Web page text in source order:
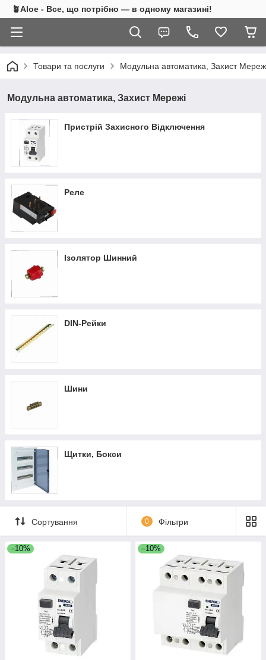
🪴Aloe - Все, що потрібно — в одному магазині!
Товари та послуги Модульна автоматика, Захист
Модульна автоматика, Захист Мережі
Пристрій Захисного Відключення
Реле
Ізолятор Шинний
DIN-Рейки
Шини
Щитки, Бокси
Сортування 0 Фільтри
–10% –10%